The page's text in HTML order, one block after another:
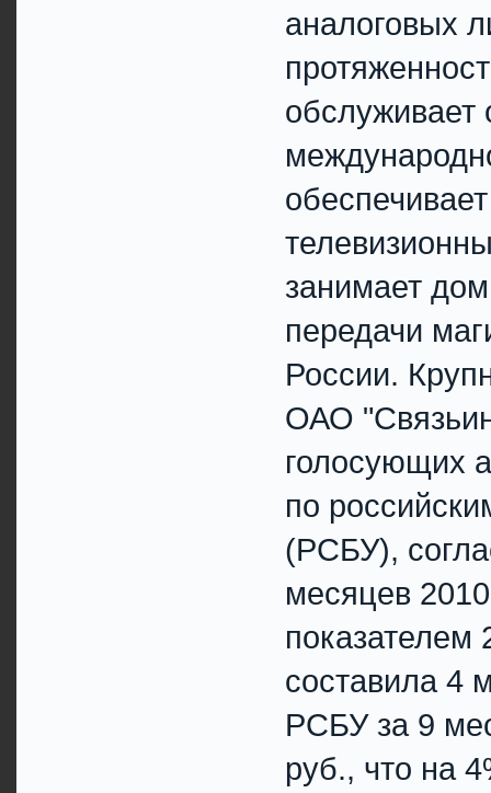
аналоговых
обслуживает
занимает
передачи
России.
ОАО
голосующих
по
(РСБУ),
месяцев
показателем
составила 4
РСБУ за 9
руб., что на